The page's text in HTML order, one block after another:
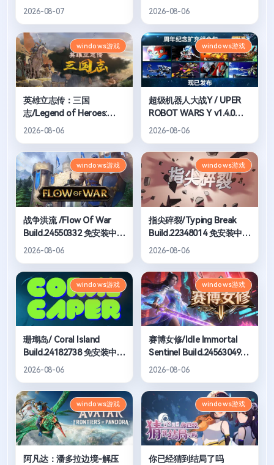
装中文版
2026-08-07
免安装中文版
2026-08-06
windows游戏
英雄立志传：三国
志/Legend of Heroes:
Three Kingdoms v0.65.01
免安装中文版
2026-08-06
windows游戏
超级机器人大战Y / UPER
ROBOT WARS Y v1.4.0周
年版 全DLC 送修改器 免安
2026-08-06
windows游戏
战争洪流 /Flow Of War
Build.24550332 免安装中文
版
2026-08-06
windows游戏
指尖碎裂/Typing Break
Build.22348014 免安装中文
版
2026-08-06
windows游戏
珊瑚岛/ Coral Island
Build.24182738 免安装中文
版
2026-08-06
windows游戏
赛博女修/Idle Immortal
Sentinel Build.24563049
免安装中文版
2026-08-06
windows游戏
阿凡达：潘多拉边境-解压
windows游戏
你已经猜到结局了吗